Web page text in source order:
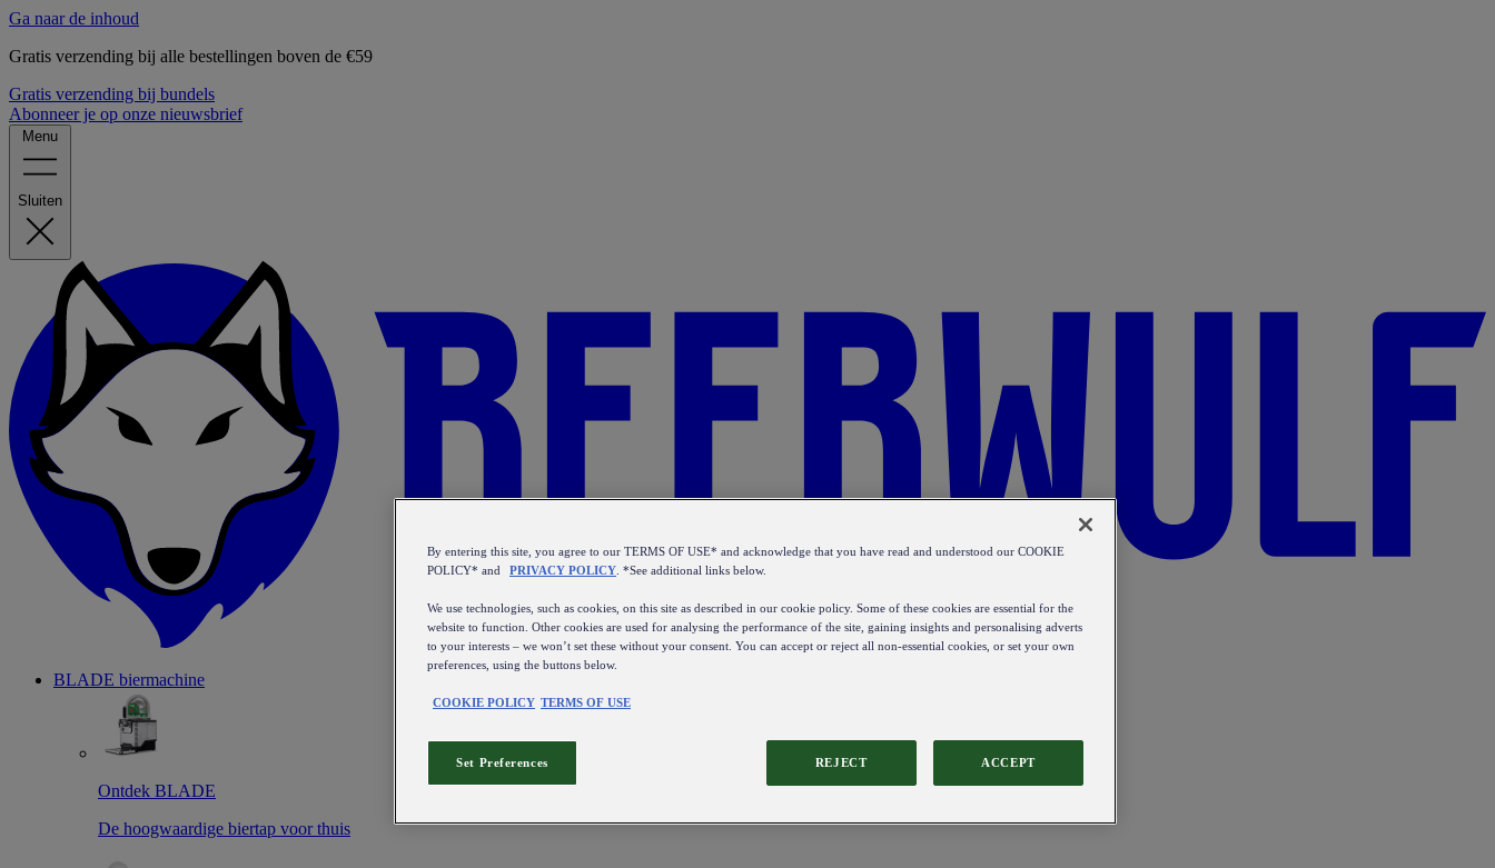
Ga naar de inhoud
Gratis verzending bij alle bestellingen boven de €59
Gratis verzending bij bundels
Abonneer je op onze nieuwsbrief
Menu
Sluiten
BLADE biermachine
Ontdek BLADE
De hoogwaardige biertap voor thuis
By entering this site, you agree to our TERMS OF USE* and acknowledge that you have read and understood our COOKIE
POLICY* and
PRIVACY POLICY . *See additional links below.
We use technologies, such as cookies, on this site as described in our cookie policy. Some of these cookies are essential for the
website to function. Other cookies are used for analysing the performance of the site, gaining insights and personalising adverts
to your interests – we won’t set these without your consent. You can accept or reject all non-essential cookies, or set your own
preferences, using the buttons below.
COOKIE POLICY TERMS OF USE
REJECT ACCEPT
Set Preferences